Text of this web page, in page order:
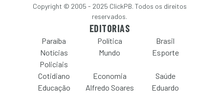
Copyright © 2005 - 2025 ClickPB. Todos os direitos
reservados.
EDITORIAS
Paraíba Política
Brasil
Notícias
Policiais
Mundo Esporte
Cotidiano Economia
Saúde
Educação
Alfredo Soares Eduardo